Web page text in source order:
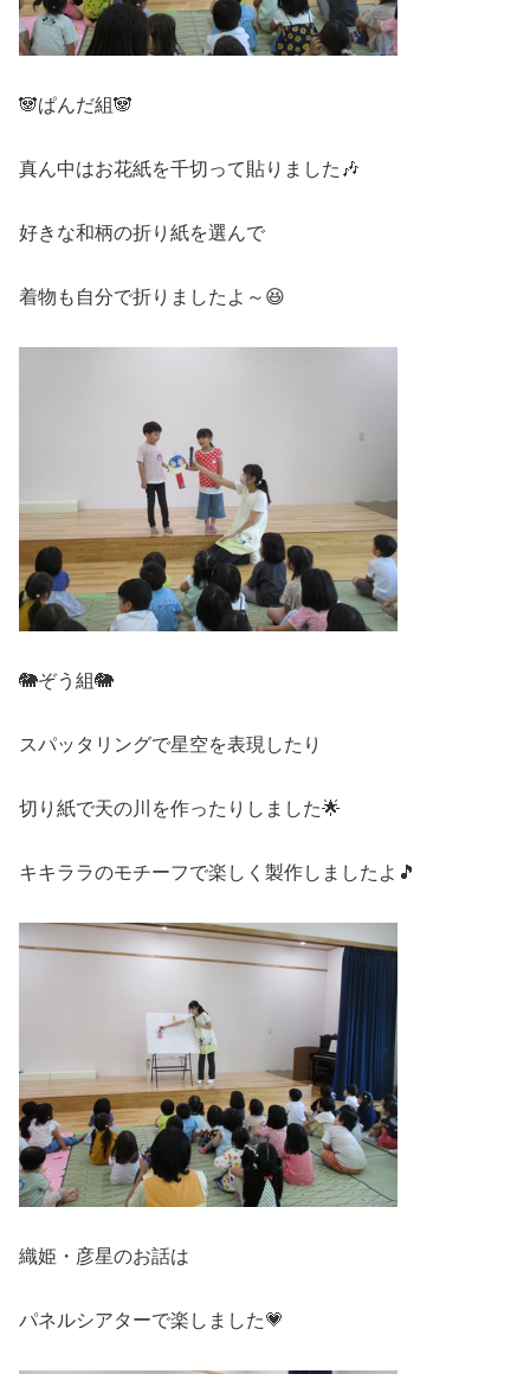
🐼ぱんだ組🐼
真ん中はお花紙を千切って貼りました🎶
好きな和柄の折り紙を選んで
着物も自分で折りましたよ～😆
🐘ぞう組🐘
スパッタリングで星空を表現したり
切り紙で天の川を作ったりしました🌟
キキララのモチーフで楽しく製作しましたよ🎵
織姫・彦星のお話は
パネルシアターで楽しました💗